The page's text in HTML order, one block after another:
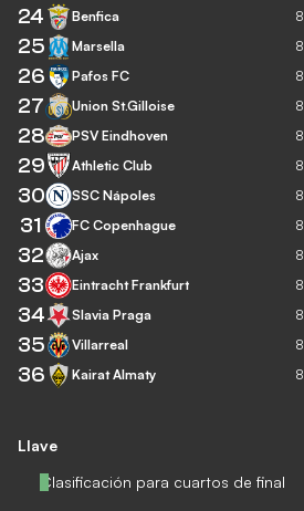
Llave
Clasificación para cuartos de final
24 Benfica 8
25 Marsella 8
26 Pafos FC 8
27 Union St.Gilloise 8
28 PSV Eindhoven 8
29 Athletic Club 8
30 SSC Nápoles 8
31 FC Copenhague 8
32 Ajax 8
33 Eintracht Frankfurt 8
34 Slavia Praga 8
35 Villarreal 8
36 Kairat Almaty 8